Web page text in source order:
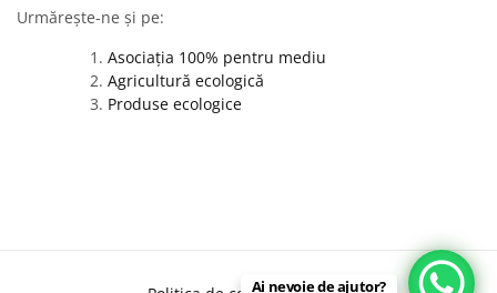
Urmărește-ne și pe:
Asociația 100% pentru mediu
Agricultură ecologică
Produse ecologice
Ai nevoie de ajutor?